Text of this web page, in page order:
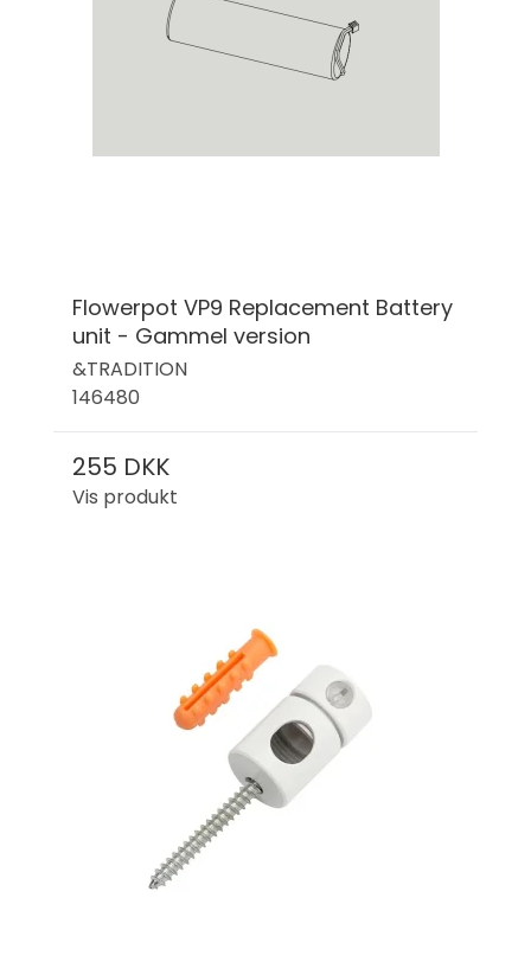
Flowerpot VP9 Replacement Battery
unit - Gammel version
&TRADITION
146480
255 DKK
Vis produkt